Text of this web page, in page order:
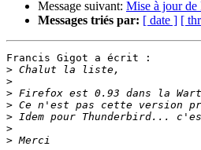
Message suivant: Mise à jour de
Messages triés par: [ date ] [
Francis Gigot a écrit :
>
>
>
>
>
>
>